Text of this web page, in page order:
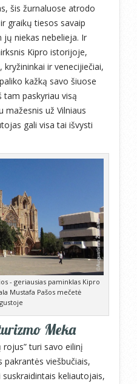
šis žurnaluose atrodo
graikų tiesos savaip
niekas nebelieja. Ir
Kipro istorijoje,
ir venecijiečiai,
kažką savo šiuose
paskyriau visą
mažesnis už Vilniaus
gali visa tai išvysti
- geriausias paminklas Kipro
Mustafa Pašos mečetė
Meka
turi savo eilinį
viešbučiais,
keliautojais,